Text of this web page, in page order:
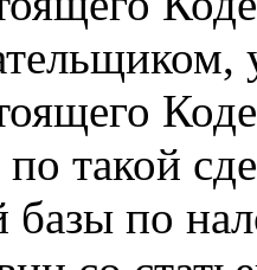
такой
базы по